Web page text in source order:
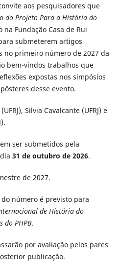
aos pesquisadores que
do Projeto Para a História do
na Fundação Casa de Rui
submeterem artigos
no primeiro número de 2027 da
bem-vindos trabalhos que
expostas nos simpósios
desse evento.
Silvia Cavalcante (UFRJ) e
ser submetidos pela
31 de outubro de 2026.
de 2027.
número é previsto para
de História do
do PHPB.
por avaliação pelos pares
publicação.